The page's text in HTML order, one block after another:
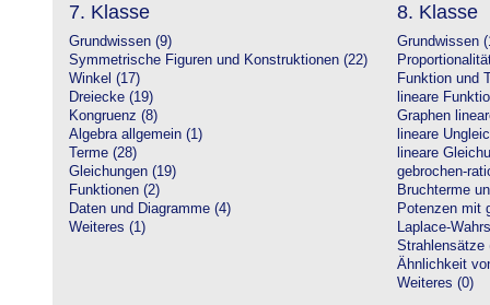
7. Klasse
Grundwissen (9)
Symmetrische Figuren und Konstruktionen (22)
Winkel (17)
Dreiecke (19)
Kongruenz (8)
Algebra allgemein (1)
Terme (28)
Gleichungen (19)
Funktionen (2)
Daten und Diagramme (4)
Weiteres (1)
8. Klasse
Grundwissen
Funktion und
lineare
Graphen
lineare
lineare
gebrochen-
Bruchterme
Potenzen mit
Laplace-
Strahlensätze
Ähnlichkeit
Weiteres (0)